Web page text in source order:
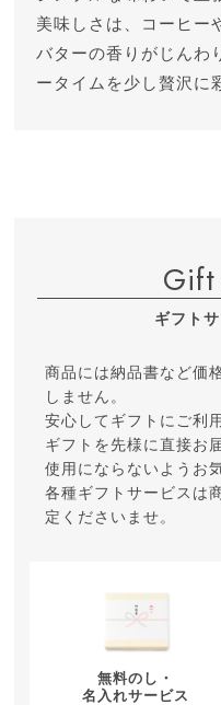
美味しさは、コーヒー
バターの香りがじんわ
ータイムを少し贅沢に
ギフト
商品には納品書など価
しません。
安心してギフトにご利
ギフトを先様に直接お
使用にならないようお
各種ギフトサービスは
定くださいませ。
無料のし・
名入れサービス